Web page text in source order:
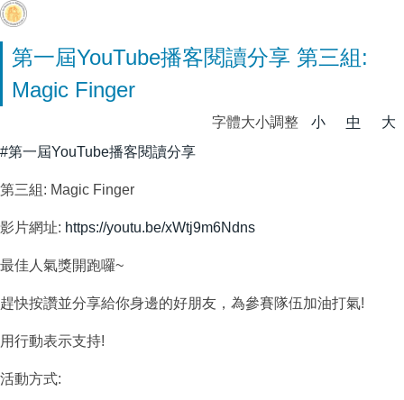
第一屆YouTube播客閱讀分享 第三組:
Magic Finger
字體大小調整 小 中
大
#第一屆YouTube播客閱讀分享
第三組: Magic Finger
影片網址: https://youtu.be/xWtj9m6Ndns
最佳人氣獎開跑囉~
趕快按讚並分享給你身邊的好朋友，為參賽隊伍加油打氣!
用行動表示支持!
活動方式: